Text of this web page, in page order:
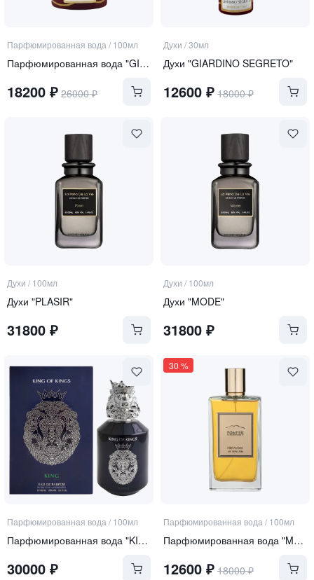
Парфюмированная вода / 100мл
Парфюмированная вода "GIARDINO SEGRETO"
18200 ₽ 26000₽
Духи /30мл
Духи "GIARDINO SEGRETO"
12600₽ 18000₽
Духи / 100мл
Духи "PLASIR"
31800 ₽
Духи / 100мл
Духи "MODE"
31800₽
Парфюмированная вода / 100мл
Парфюмированная вода "KING OF KINGS KING"
30000 ₽
30 %
Парфюмированная вода / 100мл
Парфюмированная вода "Menandro"
12600₽ 18000₽